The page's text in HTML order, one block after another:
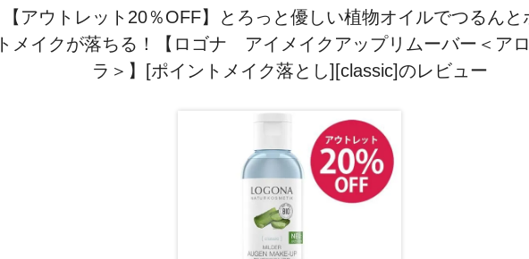
【アウトレット20％OFF】とろっと優しい植物オイルでつるんと
トメイクが落ちる！【ロゴナ アイメイクアップリムーバー＜ア
ラ＞】[ポイントメイク落とし][classic]のレビュー